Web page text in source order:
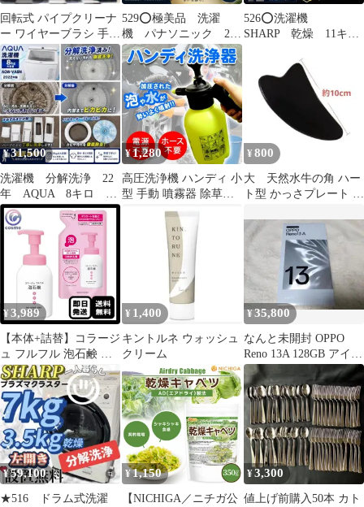
回転式 パイプクリーナ
ー ワイヤーブラシ 手動
式 ワイヤー 5m タイプ
トイレ 洗面所 排水口
詰まりのトラブルに 水
回り トラブル 排水管
詰まり 解消
529⭕️極美品 洗濯
機 パナソニック 25
年 6キロ 設置無料
保証2031年付
526⭕️洗濯機
SHARP 乾燥 11キ
超音波ウォッシャー
¥31,500
洗濯機 分解洗浄 22
年 AQUA 8キロ 自
動投入 安い 設置無
料
¥1,280
高圧洗浄機 ハンディ 小
型 手動 噴霧器 除草剤
加圧ポンプ式 ノズル ポ
ータブル 霧吹き 散布器
強力 家庭用 庭 洗車 掃
除 電源不要 2WAY コー
¥ 800
大 天然水牛の角 ハー
ト型 かっさプレート 天
ンパ
¥ 3,989
【本体+詰替】コラージ
ュ フルフル 泡石鹸 本
体 300mL + 詰め替え
210mL ピンク
¥ 1,400
キントルネ ウォッシュ
クリーム
¥35,800
なんと未開封 OPPO
Reno 13A 128GB アイス
ブルー購入証明書
¥59,100
★516 ドラム式洗濯
¥1,150
【NICHIGA／ニチガ公
¥3,300
値上げ前購入50本 カト